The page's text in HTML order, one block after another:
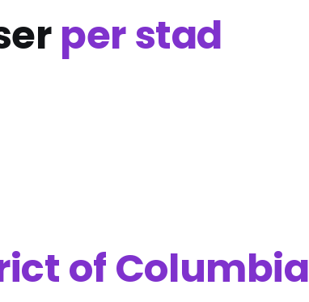
per stad
of Columbia